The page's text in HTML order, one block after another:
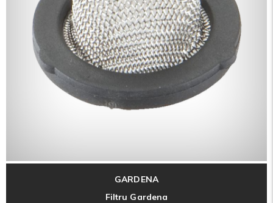
GARDENA
Filtru Gardena